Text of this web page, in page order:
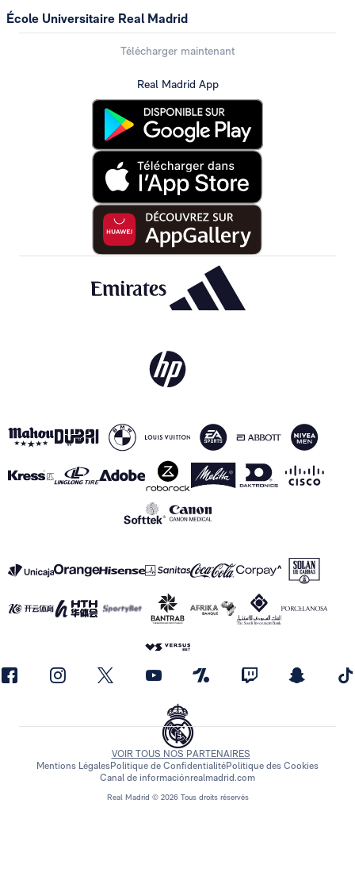
École Universitaire Real Madrid
Télécharger maintenant
Real Madrid App
Real Madrid © 2026 Tous droits réservés
VOIR TOUS NOS PARTENAIRES
Mentions LégalesPolitique de ConfidentialitéPolitique des Cookies
Canal de informaciónrealmadrid.com